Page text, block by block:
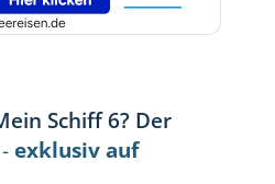
Schiff 6? Der
- exklusiv auf